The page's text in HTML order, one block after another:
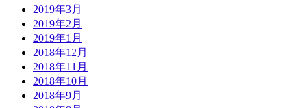
2019年3月
2019年2月
2019年1月
2018年12月
2018年11月
2018年10月
2018年9月